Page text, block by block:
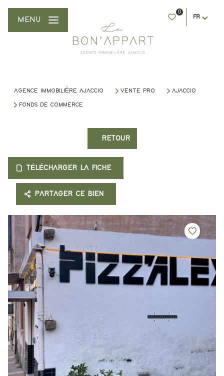
0
FR
MENU
AGENCE IMMOBILIÈRE AJACCIO VENTE PRO AJACCIO
FONDS DE COMMERCE
RETOUR
TÉLÉCHARGER LA FICHE
PARTAGER CE BIEN